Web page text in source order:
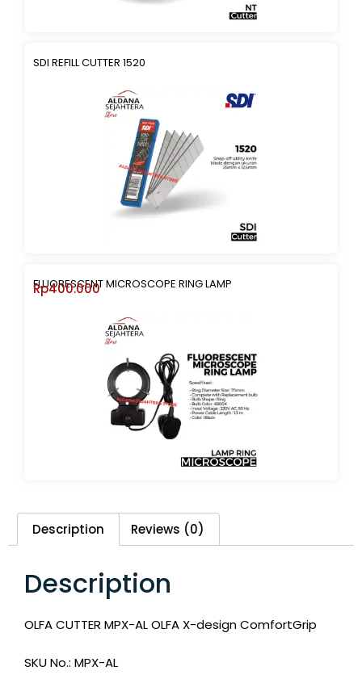
SDI REFILL CUTTER 1520
FLUORESCENT MICROSCOPE RING LAMP
Rp400.000
Description Reviews (0)
Description
OLFA CUTTER MPX-AL OLFA X-design ComfortGrip
SKU No.: MPX-AL